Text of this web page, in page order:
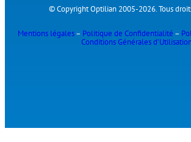
© Copyright Optilian 2005-2026. Tous
Mentions légales– Politique de Confidentialité –
Conditions Générales